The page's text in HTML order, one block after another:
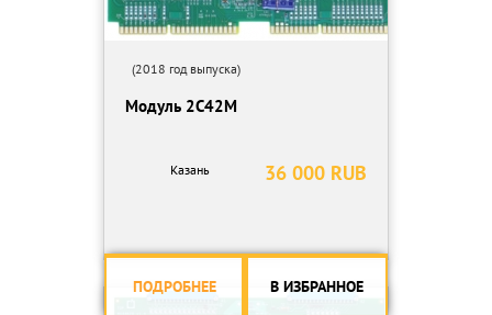
(2018 год выпуска)
Модуль 2С42М
36 000 RUB
Казань
ПОДРОБНЕЕ В ИЗБРАННОЕ